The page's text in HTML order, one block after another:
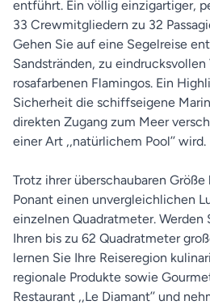
entführt. Ein völlig einzigartiger,
33 Crewmitgliedern zu 32
Gehen Sie auf eine Segelreise
Sandstränden, zu
rosafarbenen Flamingos. Ein
Sicherheit die schiffseigene
direkten Zugang zum Meer
einer Art ,,natürlichem Pool’’ wird.
Trotz ihrer überschaubaren
Ponant einen unvergleichlichen
einzelnen Quadratmeter. Werden
Ihren bis zu 62 Quadratmeter
lernen Sie Ihre Reiseregion
regionale Produkte sowie
Restaurant ,,Le Diamant’’ und